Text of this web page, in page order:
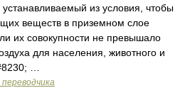
из условия, чтобы
веществ в приземном слое
их совокупности не превышало
для населения, животного и
…